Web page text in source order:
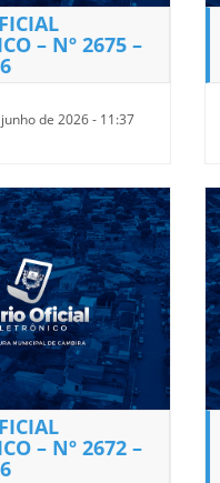
– Nº 2675 –
de 2026 - 11:37
– Nº 2672 –